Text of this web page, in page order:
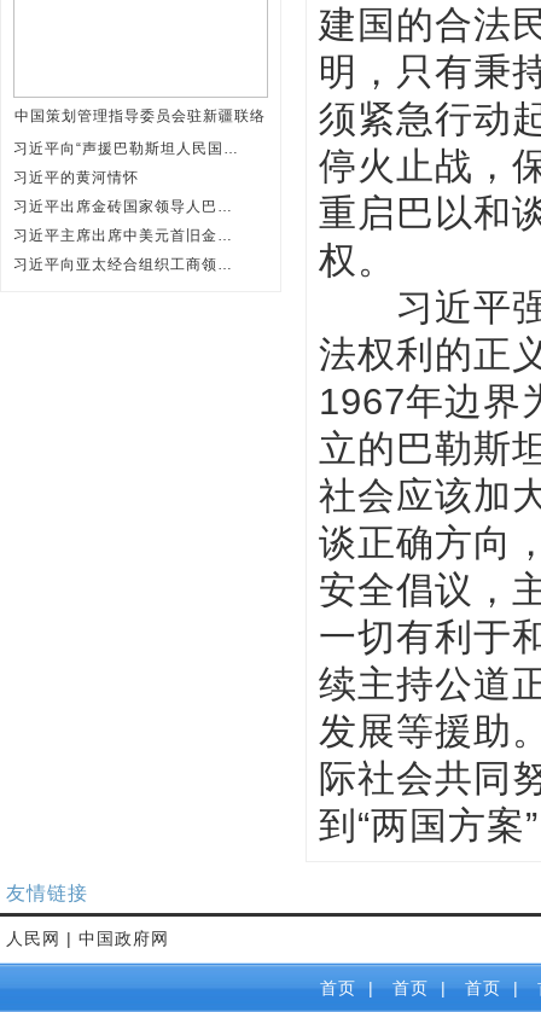
中国策划管理指导委员会驻新疆联络
习近平向“声援巴勒斯坦人民国际日
习近平的黄河情怀
习近平出席金砖国家领导人巴以问题
习近平主席出席中美元首旧金山会晤
习近平向亚太经合组织工商领导人峰
建国的合法
明，只有秉
须紧急行动
停火止战，
重启巴以和
权。
习近平强
法权利的正
1967年边界
立的巴勒斯
社会应该加
谈正确方向
安全倡议，
一切有利于
续主持公道
发展等援助
际社会共同
到“两国方
友情链接
人民网 | 中国政府网
首页 | 首页 | 首页 |